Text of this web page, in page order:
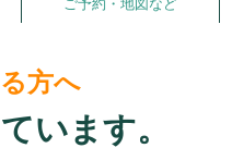
ご予約・地図など
方へ
います。